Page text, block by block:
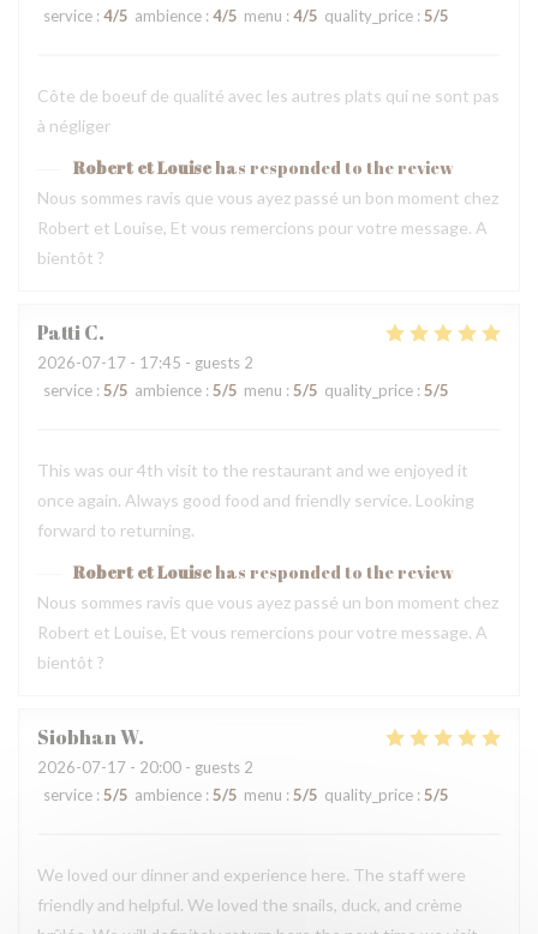
service : 4/5 ambience : 4/5 menu : 4/5 quality_price : 5/5
Côte de boeuf de qualité avec les autres plats qui ne sont pas
à négliger
Robert et Louisehas responded to the review
Nous sommes ravis que vous ayez passé un bon moment chez
Robert et Louise, Et vous remercions pour votre message. A
bientôt ?
PattiC
2026-07-17 - 17:45 - guests 2
service : 5/5 ambience : 5/5 menu : 5/5 quality_price : 5/5
This was our 4th visit to the restaurant and we enjoyed it
once again. Always good food and friendly service. Looking
forward to returning.
Robert et Louisehas responded to the review
Nous sommes ravis que vous ayez passé un bon moment chez
Robert et Louise, Et vous remercions pour votre message. A
bientôt ?
SiobhanW
2026-07-17 - 20:00 - guests 2
service : 5/5 ambience : 5/5 menu : 5/5 quality_price : 5/5
We loved our dinner and experience here. The staff were
friendly and helpful. We loved the snails, duck, and crème